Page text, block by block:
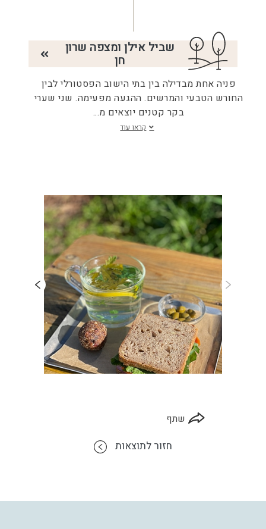
שביל אילן ומצפה שרון
חן
פניה אחת מבדילה בין בתי הישוב הפסטורלי לבין
החורש הטבעי והמרשים. ההגעה מפעימה. שני שערי
בקר קטנים יוצאים מ...
קראו עוד
שתף
חזור לתוצאות